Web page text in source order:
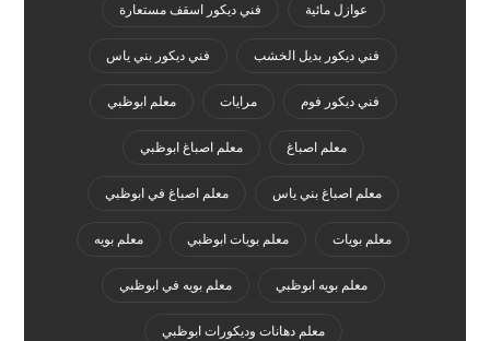
عوازل مائية فني ديكور اسقف مستعارة
فني ديكور بديل الخشب فني ديكور بني ياس
فني ديكور فوم مرايات معلم ابوظبي
معلم اصباغ معلم اصباغ ابوظبي
معلم اصباغ بني ياس معلم اصباغ في ابوظبي
معلم بويات معلم بويات ابوظبي معلم بويه
معلم بويه ابوظبي معلم بويه في ابوظبي
معلم دهانات وديكورات ابوظبي